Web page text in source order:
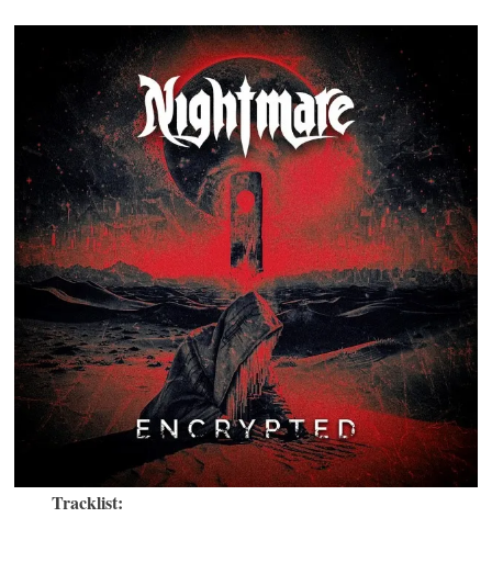
Tracklist: